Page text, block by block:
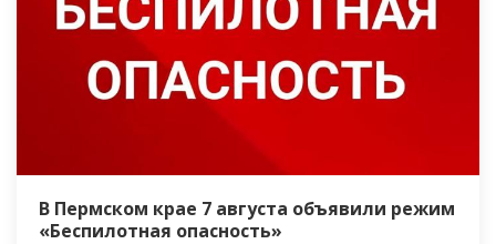
В Пермском крае 7 августа объявили режим
«Беспилотная опасность»